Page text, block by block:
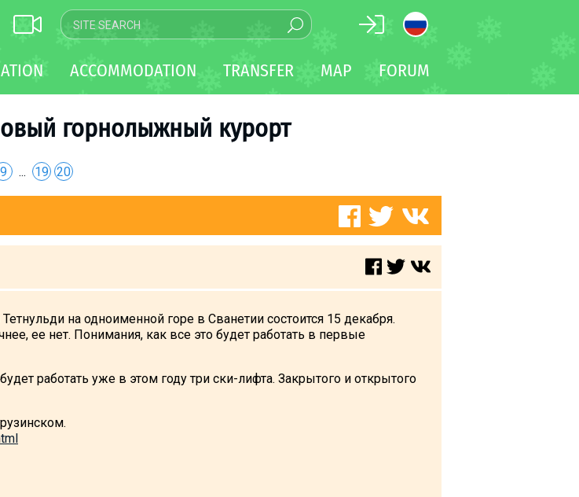
ACCOMMODATION TRANSFER MAP FORUM
горнолыжный курорт
9 ... 19 20
на одноименной горе в Сванетии состоится 15 декабря.
ее нет. Понимания, как все это будет работать в первые
работать уже в этом году три ски-лифта. Закрытого и открытого